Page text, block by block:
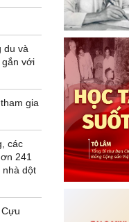
du và
gắn với
gia
các
241
nhà dột